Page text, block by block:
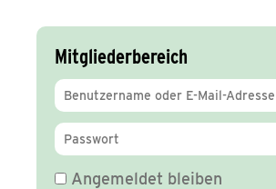
Mitgliederbereich
Angemeldet bleiben